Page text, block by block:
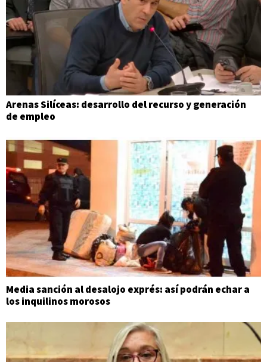
Arenas Silíceas: desarrollo del recurso y generación
de empleo
Media sanción al desalojo exprés: así podrán echar a
los inquilinos morosos